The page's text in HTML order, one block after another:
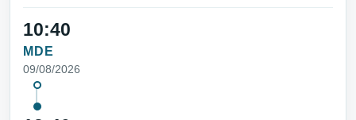
10:40
MDE
09/08/2026